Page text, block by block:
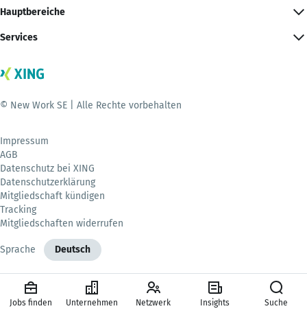
Hauptbereiche
Services
© New Work SE | Alle Rechte vorbehalten
Impressum
AGB
Datenschutz bei XING
Datenschutzerklärung
Mitgliedschaft kündigen
Tracking
Mitgliedschaften widerrufen
Sprache Deutsch
Jobs finden Unternehmen Netzwerk Insights Suche